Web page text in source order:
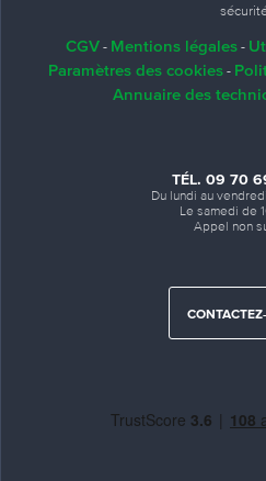
CGV - Mentions légales -
Paramètres des cookies -
Annuaire des
TÉL. 09 70
Du lundi au
Le samedi de
Appel non